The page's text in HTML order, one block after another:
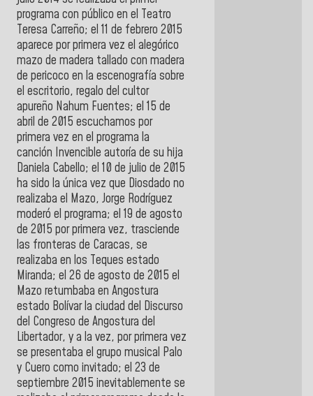
programa con público en el Teatro
Teresa Carreño; el 11 de febrero 2015
aparece por primera vez el alegórico
mazo de madera tallado con madera
de pericoco en la escenografía sobre
el escritorio, regalo del cultor
apureño Nahum Fuentes; el 15 de
abril de 2015 escuchamos por
primera vez en el programa la
canción Invencible autoría de su hija
Daniela Cabello; el 10 de julio de 2015
ha sido la única vez que Diosdado no
realizaba el Mazo, Jorge Rodríguez
moderó el programa; el 19 de agosto
de 2015 por primera vez, trasciende
las fronteras de Caracas, se
realizaba en los Teques estado
Miranda; el 26 de agosto de 2015 el
Mazo retumbaba en Angostura
estado Bolívar la ciudad del Discurso
del Congreso de Angostura del
Libertador, y a la vez, por primera vez
se presentaba el grupo musical Palo
y Cuero como invitado; el 23 de
septiembre 2015 inevitablemente se